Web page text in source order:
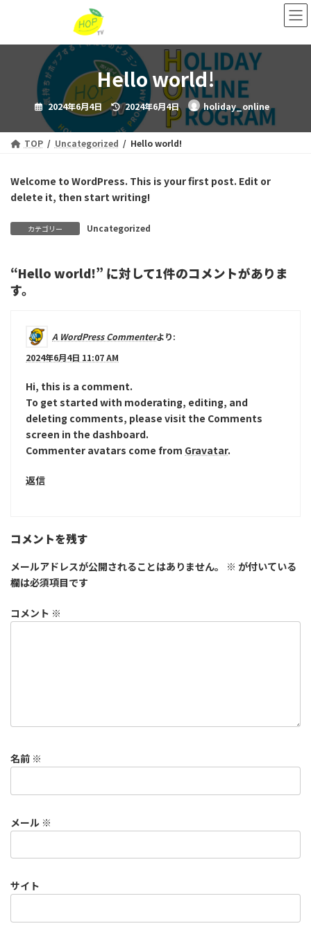
ン
プ
ー
動
Hello world!
2024年6月4日 最
終
更
新
日
時
:
2024年6月4日 holiday_online
TOP Uncategorized Hello world!
Welcome to WordPress. This is your first post. Edit or
delete it, then start writing!
カテゴリー Uncategorized
“Hello world!” に対して1件のコメントがありま
す。
A WordPress Commenterより:
2024年6月4日 11:07 AM
Hi, this is a comment.
To get started with moderating, editing, and
deleting comments, please visit the Comments
screen in the dashboard.
Commenter avatars come from Gravatar.
返信
コメントを残す
メールアドレスが公開されることはありません。 ※ が付いている
欄は必須項目です
コメント ※
名前 ※
メール ※
サイト